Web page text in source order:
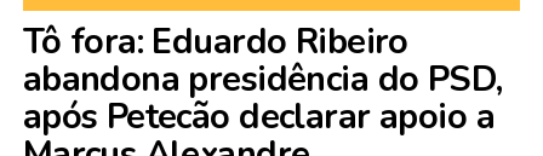
Tô fora: Eduardo Ribeiro
abandona presidência do PSD,
após Petecão declarar apoio a